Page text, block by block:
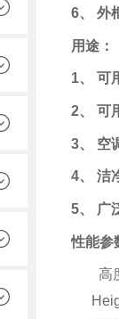
6、 外
用途：
1、 可
2、 可
3、 空
4、 洁
5、 广
性能参
高